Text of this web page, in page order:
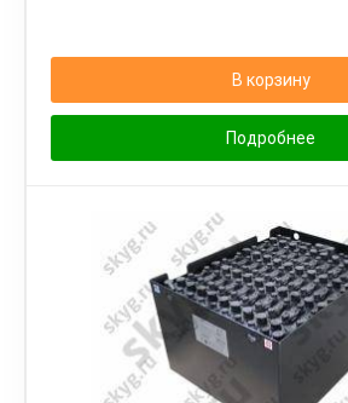
В корзину
Подробнее